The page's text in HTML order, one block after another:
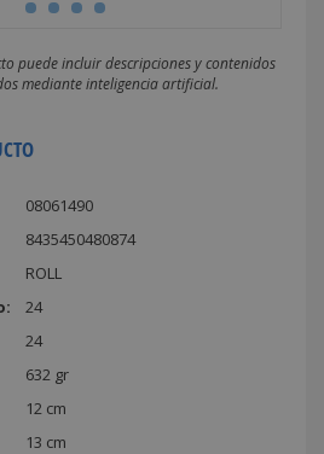
puede incluir descripciones y contenidos
mediante inteligencia artificial.
08061490
8435450480874
ROLL
24
24
632 gr
12 cm
13 cm